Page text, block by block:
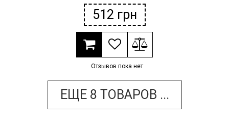
512 грн
Отзывов пока нет
ЕЩЕ 8 ТОВАРОВ ...